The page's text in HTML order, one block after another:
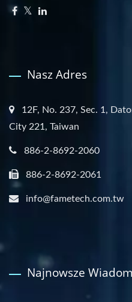
Nasz Adres
12F, No. 237, Sec. 1,
City 221, Taiwan
886-2-8692-2060
886-2-8692-2061
info@fametech.com.tw
Najnowsze